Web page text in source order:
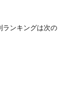
ランキングは次の